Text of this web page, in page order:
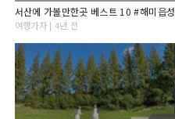
여행가자 | 4년 전